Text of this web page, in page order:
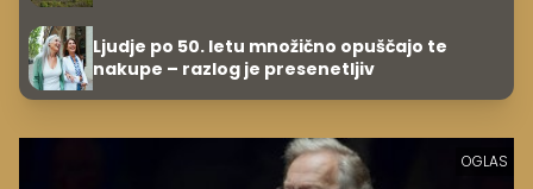
Ljudje po 50. letu množično opuščajo te
nakupe – razlog je presenetljiv
OGLAS